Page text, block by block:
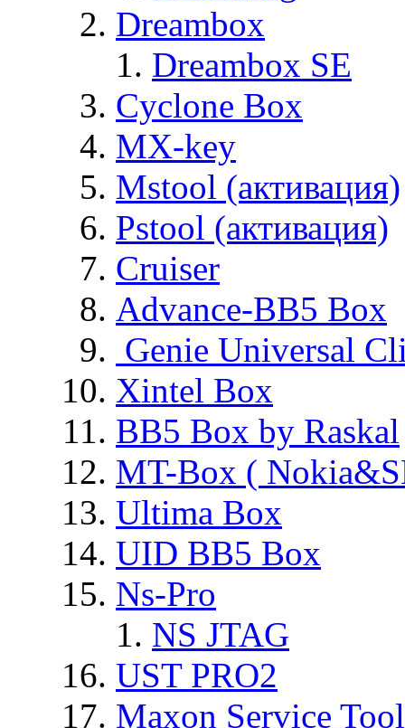
Dreambox
Dreambox SE
Cyclone Box
MX-key
Mstool (активация)
Pstool (активация)
Cruiser
Advance-BB5 Box
Genie Universal
Xintel Box
BB5 Box by Raskal
MT-Box (
Ultima Box
UID BB5 Box
Ns-Pro
NS JTAG
UST PRO2
Maxon Service